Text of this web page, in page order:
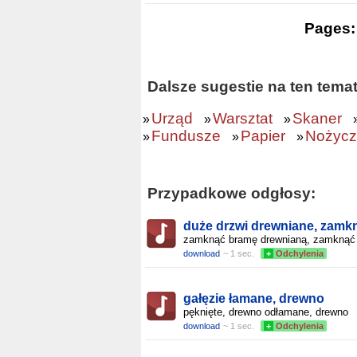
Dalsze sugestie na ten
»Urząd »Warsztat »Skaner
»Fundusze »Papier »
Przypadkowe odgłosy:
duże drzwi drewniane,
zamknąć bramę drewnianą,
download ~ 1 sec. + Odchylenia
gałęzie łamane, drewno
pęknięte, drewno odłamane, drewno
download ~ 1 sec. + Odchylenia